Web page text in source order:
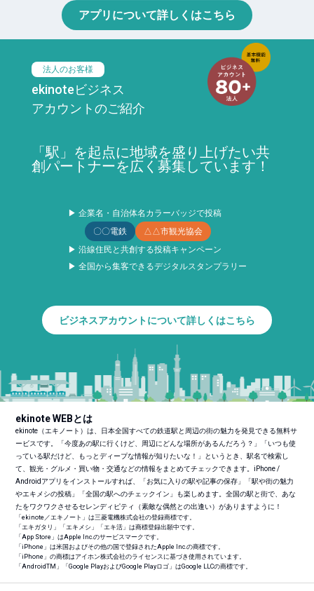
アプリについて詳しくはこちら
法人のお客様
ekinoteビジネス
アカウントのご紹介
「駅」を起点に地域を盛り上げたい共
創パートナーを広く募集しています！
▶ 企業名・自治体名カラーバッジで投稿
〇〇電鉄
△△市観光協会
▶ 沿線住民と共創する投稿キャンペーン
▶ 全国から集客できるデジタルスタンプラリー
ビジネスアカウントについて詳しくはこちら
ekinote WEBとは
ekinote（エキノート）は、日本全国すべての鉄道駅と周辺の街の魅力を発見できる無料サ
ービスです。「今度あの駅に行くけど、周辺にどんな場所があるんだろう？」「いつも使
っている駅だけど、もっとディープな情報が知りたいな！」というとき、駅名で検索し
て、観光・グルメ・買い物・交通などの情報をまとめてチェックできます。iPhone /
Androidアプリをインストールすれば、「お気に入りの駅や記事の保存」「駅や街の魅力
やエキメシの投稿」「全国の駅へのチェックイン」も楽しめます。全国の駅と街で、あな
たをワクワクさせるセレンディピティ（素敵な偶然との出逢い）がありますように！
「ekinote／エキノート」は三菱電機株式会社の登録商標です。
「エキガタリ」「エキメシ」「エキ活」は商標登録出願中です。
「App Store」はApple Inc.のサービスマークです。
「iPhone」は米国およびその他の国で登録されたApple Inc.の商標です。
「iPhone」の商標はアイホン株式会社のライセンスに基づき使用されています。
「AndroidTM 」「Google PlayおよびGoogle Playロゴ」はGoogle LLCの商標です。